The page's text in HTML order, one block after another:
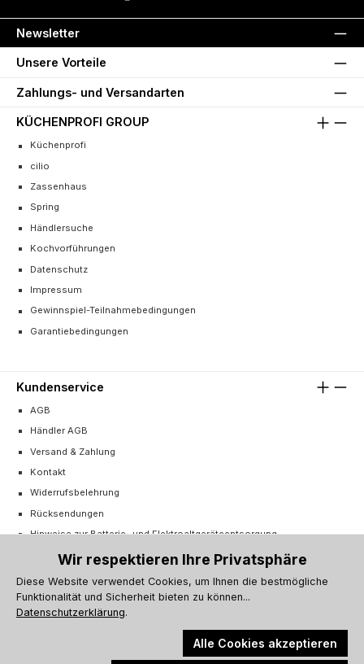
Newsletter
Unsere Vorteile
Zahlungs- und Versandarten
KÜCHENPROFI GROUP
Küchenprofi
cilio
Zassenhaus
Spring
Händlersuche
Kochvorführungen
Datenschutz
Impressum
Gewinnspiel-Teilnahmebedingungen
Garantiebedingungen
Kundenservice
AGB
Händler AGB
Versand & Zahlung
Kontakt
Widerrufsbelehrung
Rücksendungen
Hinweise zur Batterie- und Elektroaltgeräteentsorgung
Cookie-Einstellungen
Vertrag widerrufen
Wir respektieren Ihre Privatsphäre
Diese Website verwendet Cookies, um Ihnen die bestmögliche
Funktionalität und Sicherheit bieten zu können...
Datenschutzerklärung.
Alle Cookies akzeptieren